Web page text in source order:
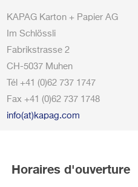
KAPAG Karton + Papier AG
Im Schlössli
Fabrikstrasse 2
CH-5037 Muhen
Tél +41 (0)62 737 1747
Fax +41 (0)62 737 1748
info(at)kapag.com
Horaires d'ouverture